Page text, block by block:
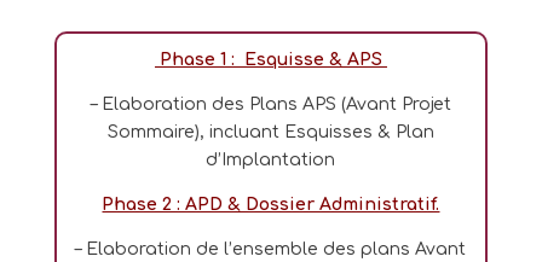
Phase 1 : Esquisse & APS
– Elaboration des Plans APS (Avant Projet
Sommaire), incluant Esquisses & Plan
d’Implantation
Phase 2 : APD & Dossier Administratif.
– Elaboration de l’ensemble des plans Avant